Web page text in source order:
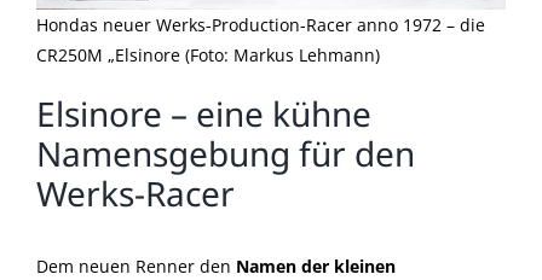
Hondas neuer Werks-Production-Racer anno 1972 – die
CR250M „Elsinore (Foto: Markus Lehmann)
Elsinore – eine kühne
Namensgebung für den
Werks-Racer
Dem neuen Renner den Namen der kleinen